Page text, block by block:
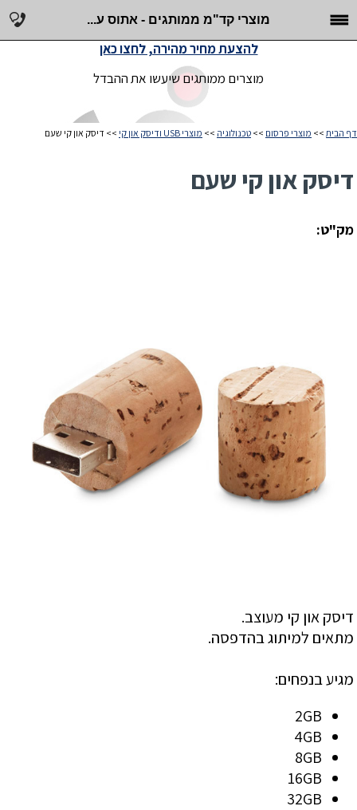
מוצרי קד"מ ממותגים - אתוס ע...
מוצרים ממותגים שיעשו את ההבדל
להצעת מחיר מהירה, לחצו כאן
דף הבית >> מוצרי פרסום >> טכנולוגיה >> מוצרי USB ודיסק און קי >> דיסק און קי שעם
דיסק און קי שעם
מק"ט:
דיסק און קי מעוצב.
מתאים למיתוג בהדפסה.
מגיע בנפחים:
2GB
4GB
8GB
16GB
32GB